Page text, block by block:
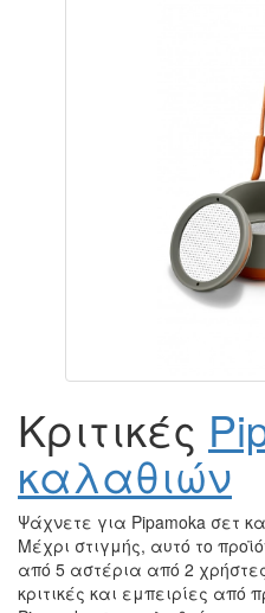
Κριτικές
καλαθιών
Ψάχνετε για Pipamoka σετ
Μέχρι στιγμής, αυτό το
από 5 αστέρια από 2
κριτικές και εμπειρίες από